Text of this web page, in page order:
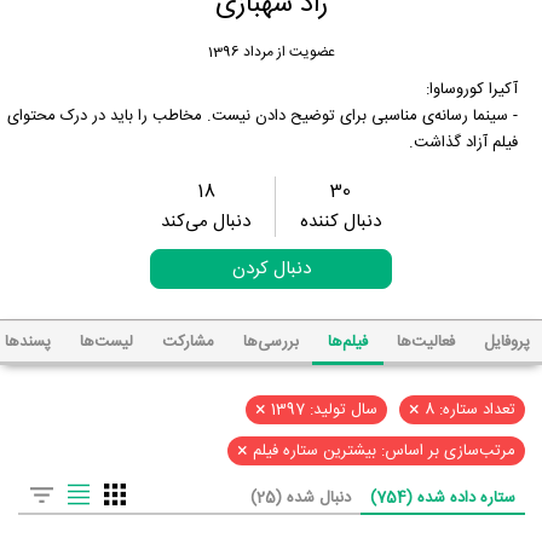
عضویت از مرداد 1396
آکیرا کوروساوا:
- سینما رسانه‌ی مناسبی برای توضیح دادن نیست. مخاطب را باید در درک محتوای
فیلم آزاد گذاشت.
30
دنبال کننده
18
دنبال می‌کند
دنبال کردن
پروفایل فعالیت‌ها فیلم‌ها بررسی‌ها مشارکت لیست‌ها پسند‌ها
تعداد ستاره: 8 × سال تولید: 1397 ×
مرتب‌سازی بر اساس: بیشترین ستاره فیلم ×
ستاره داده شده (754) دنبال شده (25)